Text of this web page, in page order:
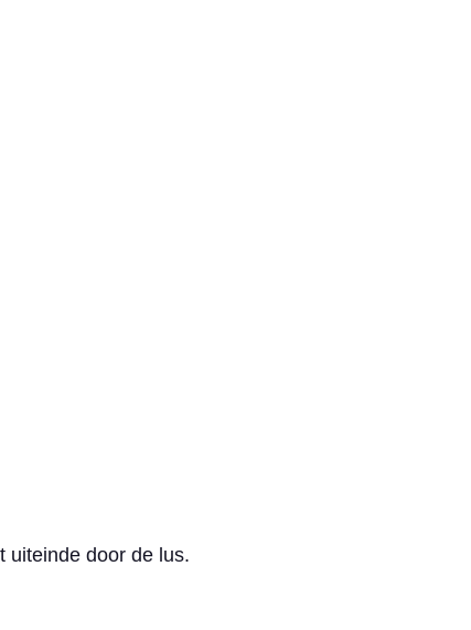
uiteinde door de lus.